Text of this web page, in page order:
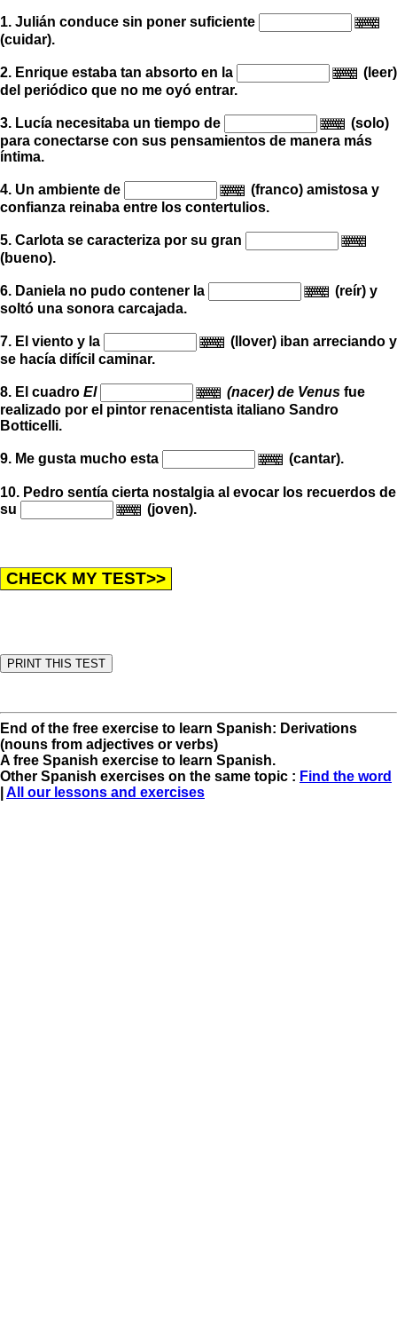
1. Julián conduce sin poner suficiente
(cuidar).
2. Enrique estaba tan absorto en la
(leer)
del periódico que no me oyó entrar.
3. Lucía necesitaba un tiempo de
(solo)
para conectarse con sus pensamientos de manera más
íntima.
4. Un ambiente de
(franco) amistosa y
confianza reinaba entre los contertulios.
5. Carlota se caracteriza por su gran
(bueno).
6. Daniela no pudo contener la
(reír) y
soltó una sonora carcajada.
7. El viento y la
(llover) iban arreciando y
se hacía difícil caminar.
8. El cuadro El (nacer) de Venus fue
realizado por el pintor renacentista italiano Sandro
Botticelli.
9. Me gusta mucho esta (cantar).
10. Pedro sentía cierta nostalgia al evocar los recuerdos de
su
(joven).
End of the free exercise to learn Spanish: Derivations
(nouns from adjectives or verbs)
A free Spanish exercise to learn Spanish.
Other Spanish exercises on the same topic : Find the word
All our lessons and exercises